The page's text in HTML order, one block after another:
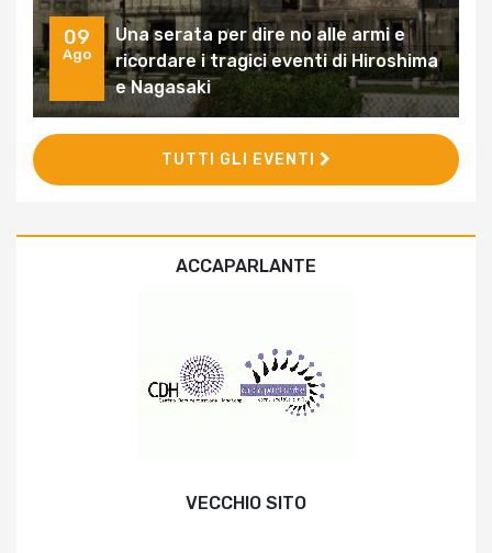
09
Ago
Una serata per dire no alle armi e
ricordare i tragici eventi di Hiroshima
e Nagasaki
TUTTI GLI EVENTI
ACCAPARLANTE
VECCHIO SITO